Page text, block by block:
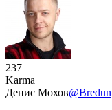
237
Karma
Денис Мохов@Bredun